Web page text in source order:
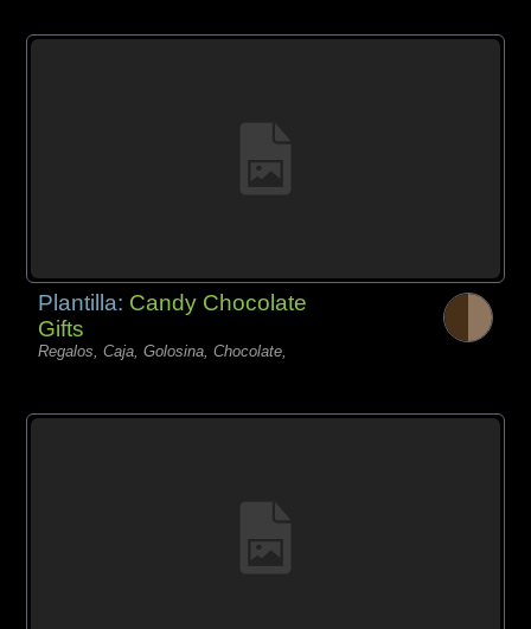
Plantilla: Candy Chocolate
Gifts
Regalos, Caja, Golosina, Chocolate,